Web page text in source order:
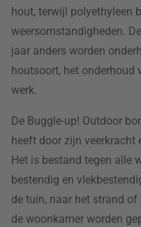
hout, terwijl polyethyleen
weersomstandigheden.
jaar anders worden
houtsoort, het onderhoud
werk.
De Buggle-up! Outdoor
heeft door zijn veerkracht
Het is bestand tegen alle
bestendig en
de tuin, naar het strand
de woonkamer worden